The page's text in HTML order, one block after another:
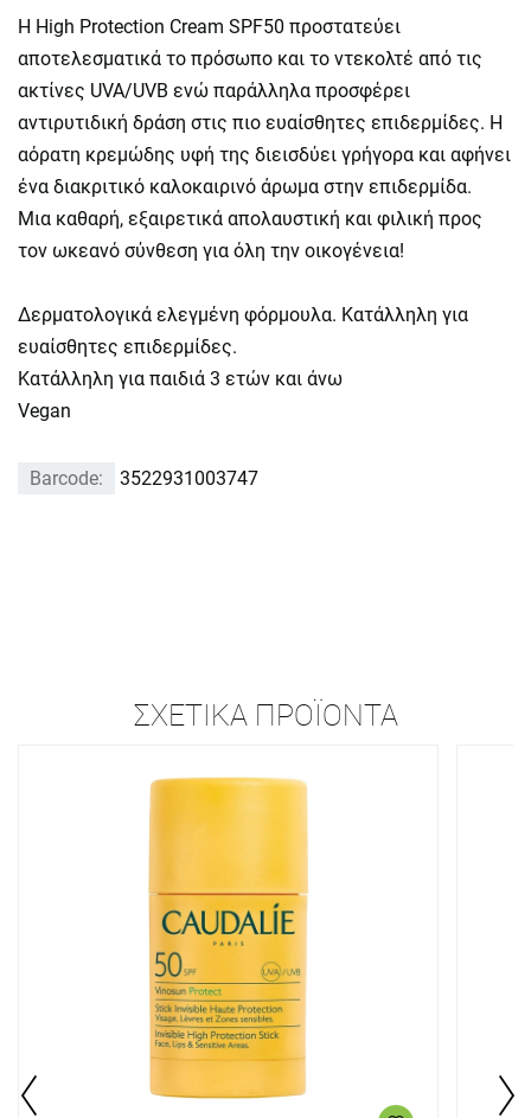
Η High Protection Cream SPF50 προστατεύει
αποτελεσματικά το πρόσωπο και το ντεκολτέ από τις
ακτίνες UVA/UVB ενώ παράλληλα προσφέρει
αντιρυτιδική δράση στις πιο ευαίσθητες επιδερμίδες. Η
αόρατη κρεμώδης υφή της διεισδύει γρήγορα και αφήνει
ένα διακριτικό καλοκαιρινό άρωμα στην επιδερμίδα.
Μια καθαρή, εξαιρετικά απολαυστική και φιλική προς
τον ωκεανό σύνθεση για όλη την οικογένεια!
Δερματολογικά ελεγμένη φόρμουλα. Κατάλληλη για
ευαίσθητες επιδερμίδες.
Κατάλληλη για παιδιά 3 ετών και άνω
Vegan
Barcode: 3522931003747
ΣΧΕΤΙΚΆ ΠΡΟΪΌΝΤΑ